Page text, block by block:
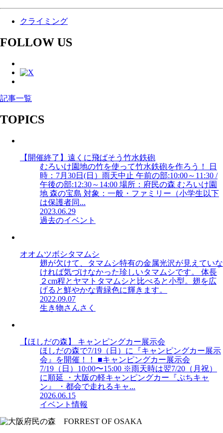
クライミング
FOLLOW US
記事一覧
TOPICS
【開催終了】遠くに飛ばそう竹水鉄砲
むろいけ園地の竹を使って竹水鉄砲を作ろう！ 日
時：7月30日(日）雨天中止 午前の部:10:00～11:30 /
午後の部:12:30～14:00 場所：府民の森 むろいけ園
地 森の宝島 対象：一般・ファミリー（小学生以下
は保護者同...
2023.06.29
過去のイベント
オオムツボシタマムシ
翅が欠けて、タマムシ特有の金属光沢が見えていな
ければ気づけなかった珍しいタマムシです。 体長
２cm程とヤマトタマムシと比べると小型。翅を広
げると鮮やかな青緑色に輝きます。
2022.09.07
生き物さんさく
【ほしだの森】 キャンピングカー展示会
ほしだの森で7/19（日）に『キャンピングカー展示
会』を開催！！ ■キャンピングカー展示会
7/19（日）10:00〜15:00 ※雨天時は翌7/20（月祝）
に順延 ・大阪の軽キャンピングカー『ぷちキャ
ン』 ・都会で走れるキャ...
2026.06.15
イベント情報